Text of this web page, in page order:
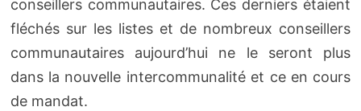
conseillers communautaires. Ces derniers étaient
fléchés sur les listes et de nombreux conseillers
communautaires aujourd’hui ne le seront plus
dans la nouvelle intercommunalité et ce en cours
de mandat.